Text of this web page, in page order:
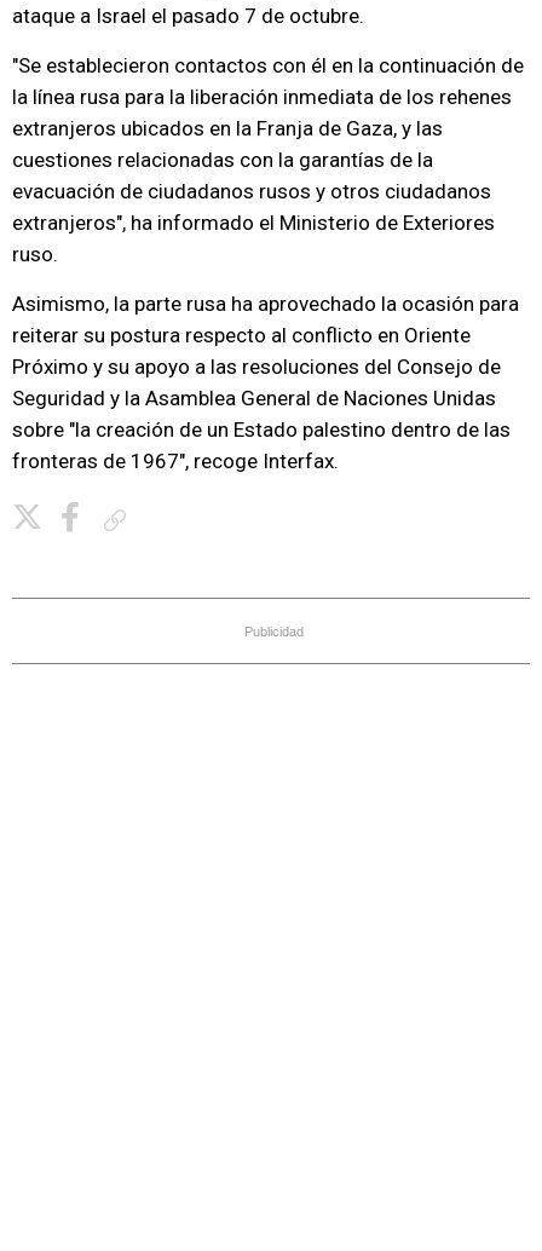
ataque a Israel el pasado 7 de octubre.
"Se establecieron contactos con él en la continuación de
la línea rusa para la liberación inmediata de los rehenes
extranjeros ubicados en la Franja de Gaza, y las
cuestiones relacionadas con la garantías de la
evacuación de ciudadanos rusos y otros ciudadanos
extranjeros", ha informado el Ministerio de Exteriores
ruso.
Asimismo, la parte rusa ha aprovechado la ocasión para
reiterar su postura respecto al conflicto en Oriente
Próximo y su apoyo a las resoluciones del Consejo de
Seguridad y la Asamblea General de Naciones Unidas
sobre "la creación de un Estado palestino dentro de las
fronteras de 1967", recoge Interfax.
Publicidad